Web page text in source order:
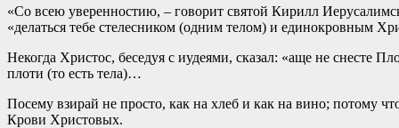
«Со всею уверенностию, – говорит святой Кирилл
«делаться тебе стелесником (одним телом) и единокровным
Некогда Христос, беседуя с иудеями, сказал: «аще не
плоти (то есть тела)…
Посему взирай не просто, как на хлеб и как на вино; потому
Крови Христовых.